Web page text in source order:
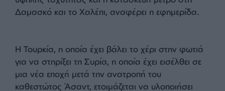
οικονομικό όσο και σε γεωπολιτικό επίπεδο.
Αναλυτικότερα: Η Τουρκία ετοιμάζεται να
υλοποιήσει σημαντικά έργα για την ανοικοδόμηση
της Συρίας μετά τον Άσαντ. Η νέα συριακή